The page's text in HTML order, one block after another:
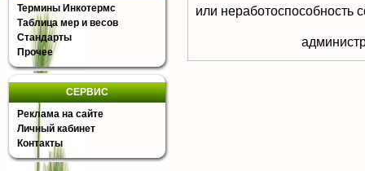
Термины Инкотермс
Таблица мер и весов
Стандарты
Прочее
СЕРВИС
Реклама на сайте
Личный кабинет
Контакты
или неработоспособность